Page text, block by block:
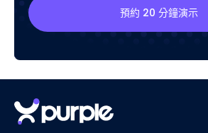
預約 20 分鐘演示